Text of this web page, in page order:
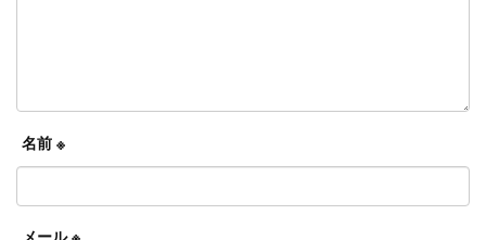
名前 ※